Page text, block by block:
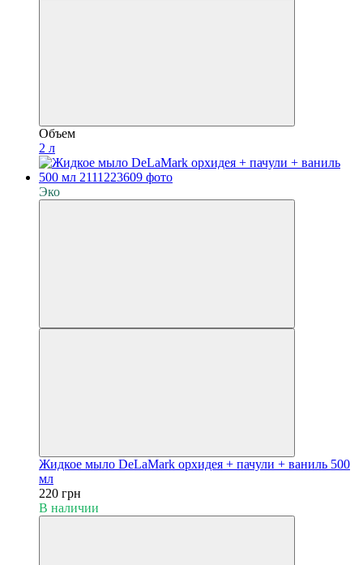
Объем
2 л
Эко
Жидкое мыло DeLaMark орхидея + пачули + ваниль 500
мл
220 грн
В наличии